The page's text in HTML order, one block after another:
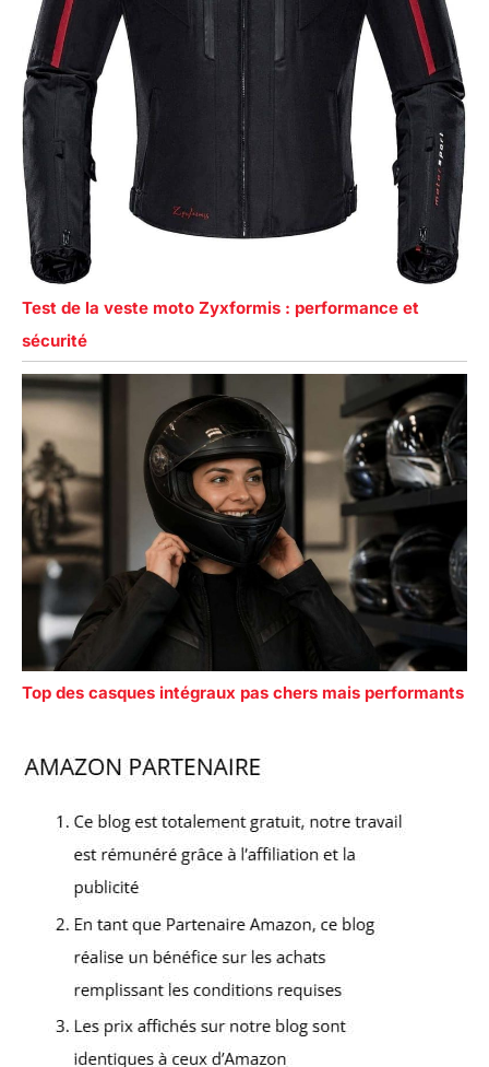
Test de la veste moto Zyxformis : performance et
sécurité
Top des casques intégraux pas chers mais performants